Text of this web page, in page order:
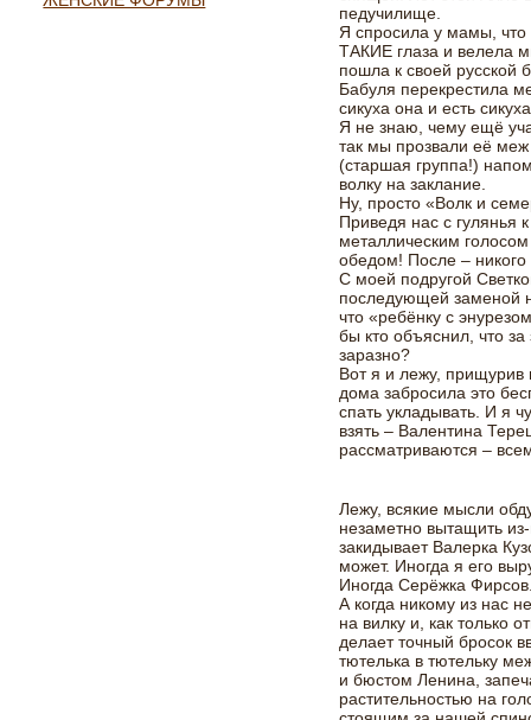
педучилище.
Я спросила у мамы, что
ТАКИЕ глаза и велела
пошла к своей русской
Бабуля перекрестила
сикуха она и есть
Я не знаю, чему ещё
так мы прозвали её
(старшая группа!)
волку на заклание.
Ну, просто «Волк и
Приведя нас с гулянья
металлическим
обедом! После –
С моей подругой
последующей заменой
что «ребёнку с
бы кто объяснил, что за
заразно?
Вот я и лежу,
дома забросила это
спать укладывать. И я
взять – Валентина
рассматриваются –
Лежу, всякие мысли
незаметно вытащить
закидывает Валерка
может. Иногда я его
Иногда Серёжка
А когда никому из нас
на вилку и, как только
делает точный бросок
тютелька в тютельку
и бюстом Ленина,
растительностью на